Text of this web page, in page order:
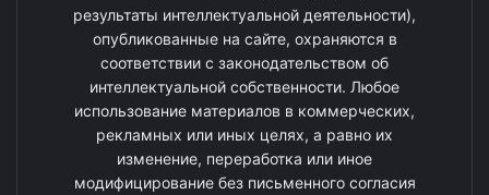
результаты интеллектуальной деятельности),
опубликованные на сайте, охраняются в
соответствии с законодательством об
интеллектуальной собственности. Любое
использование материалов в коммерческих,
рекламных или иных целях, а равно их
изменение, переработка или иное
модифицирование без письменного согласия